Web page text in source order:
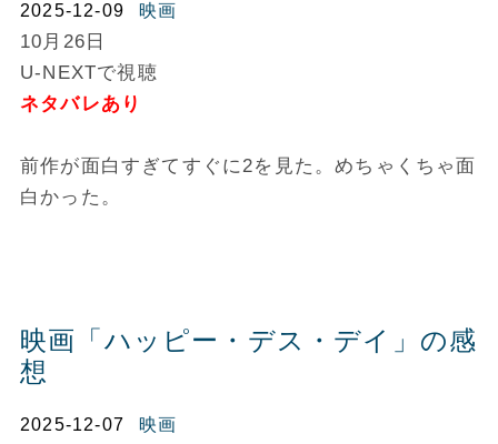
2025-12-09 映画
10月26日
U-NEXTで視聴
ネタバレあり
前作が面白すぎてすぐに2を見た。めちゃくちゃ面
白かった。
映画「ハッピー・デス・デイ」の感
想
2025-12-07 映画